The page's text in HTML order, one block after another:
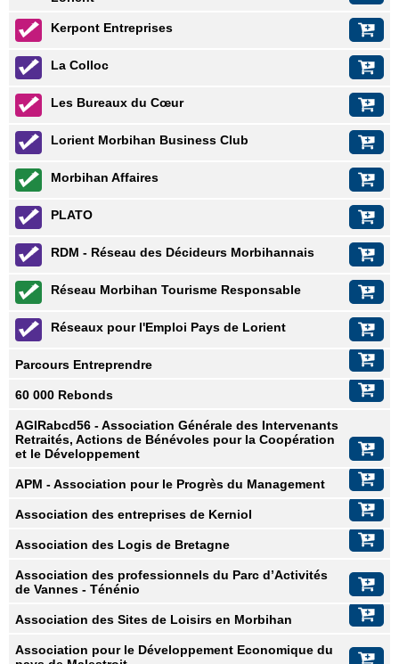
Kerpont Entreprises
La Colloc
Les Bureaux du Cœur
Lorient Morbihan Business Club
Morbihan Affaires
PLATO
RDM - Réseau des Décideurs Morbihannais
Réseau Morbihan Tourisme Responsable
Réseaux pour l'Emploi Pays de Lorient
Parcours Entreprendre
60 000 Rebonds
AGIRabcd56 - Association Générale des Intervenants
Retraités, Actions de Bénévoles pour la Coopération
et le Développement
APM - Association pour le Progrès du Management
Association des entreprises de Kerniol
Association des Logis de Bretagne
Association des professionnels du Parc d’Activités
de Vannes - Ténénio
Association des Sites de Loisirs en Morbihan
Association pour le Développement Economique du